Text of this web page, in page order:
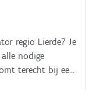
regio Lierde? Je
nodige
terecht bij een